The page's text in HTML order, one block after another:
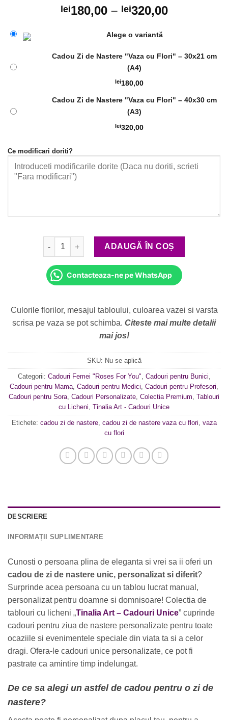
lei180,00– lei320,00
Alege o variantă
Cadou Zi de Nastere "Vaza cu Flori" – 30x21 cm
(A4)
lei180,00
Cadou Zi de Nastere "Vaza cu Flori" – 40x30 cm
(A3)
lei320,00
Ce modificari doriti?
Cantitate Cadou Zi de Nastere "Vaza cu Flori"
ADAUGĂ ÎN COȘ
Contacteaza-ne pe WhatsApp
Culorile florilor, mesajul tabloului, culoarea vazei si varsta
scrisa pe vaza se pot schimba. Citeste mai multe detalii
mai jos!
SKU: Nu se aplică
Categorii: Cadouri Femei "Roses For You" Cadouri pentru Bunici
Cadouri pentru Mama Cadouri pentru Medici Cadouri pentru Profesori
Cadouri pentru Sora Cadouri Personalizate Colectia Premium Tablouri
cu Licheni Tinalia Art - Cadouri Unice
Etichete: cadou zi de nastere, cadou zi de nastere vaza cu flori vaza
cu flori
DESCRIERE
INFORMAȚII SUPLIMENTARE
Cunosti o persoana plina de eleganta si vrei sa ii oferi un
cadou de zi de nastere unic, personalizat si diferit?
Surprinde acea persoana cu un tablou lucrat manual,
personalizat pentru doamne si domnisoare! Colectia de
tablouri cu licheni „Tinalia Art – Cadouri Unice” cuprinde
cadouri pentru ziua de nastere personalizate pentru toate
ocaziile si evenimentele speciale din viata ta si a celor
dragi. Ofera-le cadouri unice personalizate, ce pot fi
pastrate ca amintire timp indelungat.
De ce sa alegi un astfel de cadou pentru o zi de
nastere?